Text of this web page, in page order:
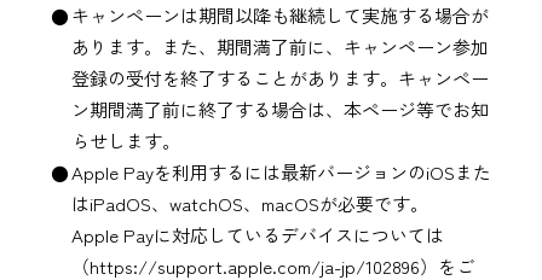
キャンペーンは期間以降も継続して実施する場合が
あります。また、期間満了前に、キャンペーン参加
登録の受付を終了することがあります。キャンペー
ン期間満了前に終了する場合は、本ページ等でお知
らせします。
Apple Payを利用するには最新バージョンのiOSまた
はiPadOS、watchOS、macOSが必要です。
Apple Payに対応しているデバイスについては
（https://support.apple.com/ja-jp/102896） をご